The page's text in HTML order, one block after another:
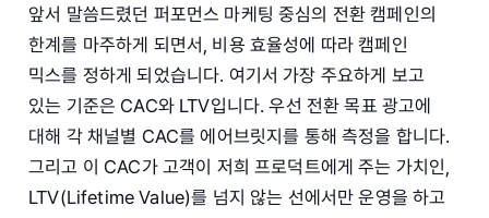
앞서 말씀드렸던 퍼포먼스 마케팅 중심의 전환 캠페인의
한계를 마주하게 되면서, 비용 효율성에 따라 캠페인
믹스를 정하게 되었습니다. 여기서 가장 주요하게 보고
있는 기준은 CAC와 LTV입니다. 우선 전환 목표 광고에
대해 각 채널별 CAC를 에어브릿지를 통해 측정을 합니다.
그리고 이 CAC가 고객이 저희 프로덕트에게 주는 가치인,
LTV(Lifetime Value)를 넘지 않는 선에서만 운영을 하고